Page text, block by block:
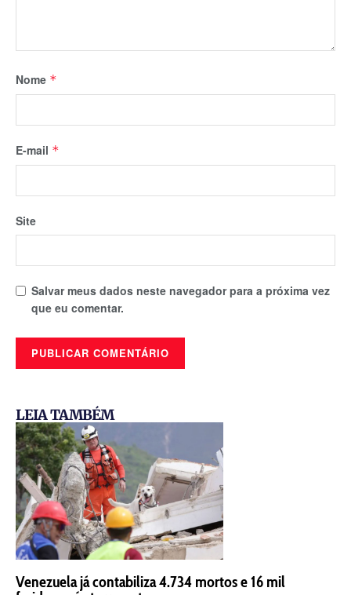
Nome *
E-mail *
Site
Salvar meus dados neste navegador para a próxima vez
que eu comentar.
LEIA TAMBÉM
Venezuela já contabiliza 4.734 mortos e 16 mil